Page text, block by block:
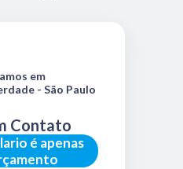
é apenas
Contato
em
- São Paulo